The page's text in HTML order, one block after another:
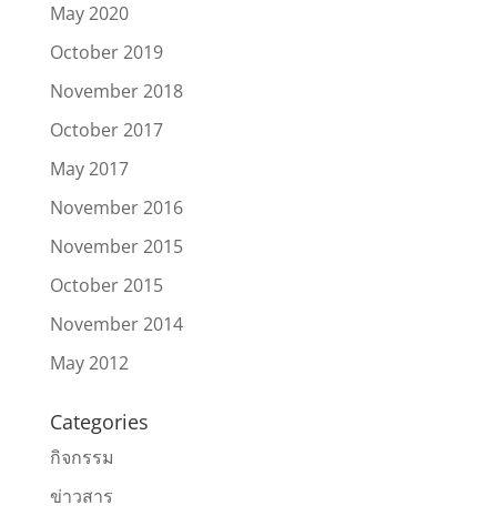
May 2020
October 2019
November 2018
October 2017
May 2017
November 2016
November 2015
October 2015
November 2014
May 2012
Categories
กิจกรรม
ข่าวสาร